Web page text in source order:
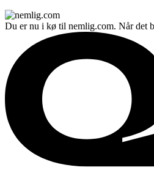
Du er nu i kø til nemlig.com. Når det